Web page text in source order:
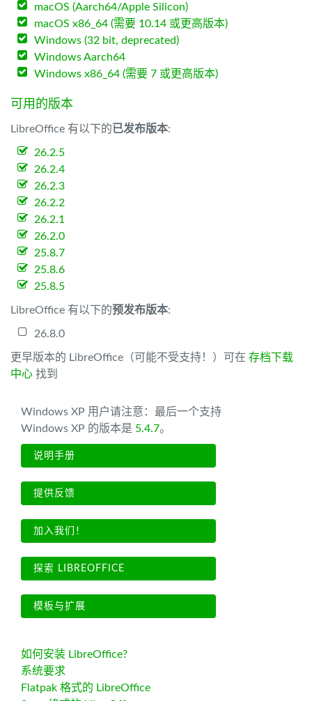
macOS (Aarch64/Apple Silicon)
macOS x86_64 (需要 10.14 或更高版本)
Windows (32 bit, deprecated)
Windows Aarch64
Windows x86_64 (需要 7 或更高版本)
可用的版本
LibreOffice 有以下的已发布版本:
26.2.5
26.2.4
26.2.3
26.2.2
26.2.1
26.2.0
25.8.7
25.8.6
25.8.5
LibreOffice 有以下的预发布版本:
26.8.0
更早版本的 LibreOffice（可能不受支持！）可在 存档下载
中心 找到
Windows XP 用户请注意：最后一个支持
Windows XP 的版本是 5.4.7。
说明手册
提供反馈
加入我们！
探索 LIBREOFFICE
模板与扩展
如何安装 LibreOffice?
系统要求
Flatpak 格式的 LibreOffice